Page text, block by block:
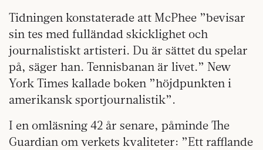
Tidningen konstaterade att McPhee ”bevisar
sin tes med fulländad skicklighet och
journalistiskt artisteri. Du är sättet du spelar
på, säger han. Tennisbanan är livet.” New
York Times kallade boken ”höjdpunkten i
amerikansk sportjournalistik”.
I en omläsning 42 år senare, påminde The
Guardian om verkets kvaliteter: ”Ett rafflande